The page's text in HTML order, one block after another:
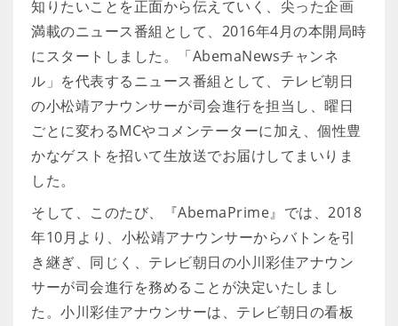
知りたいことを正面から伝えていく、尖った企画
満載のニュース番組として、2016年4月の本開局時
にスタートしました。「AbemaNewsチャンネ
ル」を代表するニュース番組として、テレビ朝日
の小松靖アナウンサーが司会進行を担当し、曜日
ごとに変わるMCやコメンテーターに加え、個性豊
かなゲストを招いて生放送でお届けしてまいりま
した。
そして、このたび、『AbemaPrime』では、2018
年10月より、小松靖アナウンサーからバトンを引
き継ぎ、同じく、テレビ朝日の小川彩佳アナウン
サーが司会進行を務めることが決定いたしまし
た。小川彩佳アナウンサーは、テレビ朝日の看板